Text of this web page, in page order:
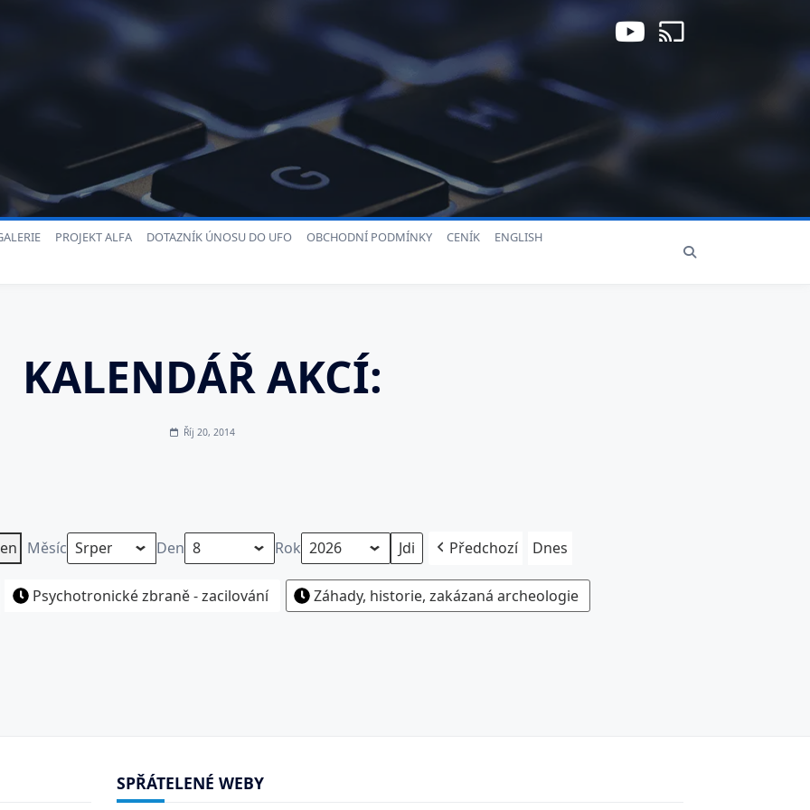
PROJEKT ALFA DOTAZNÍK ÚNOSU DO UFO OBCHODNÍ PODMÍNKY CENÍK
ENGLISH
KALENDÁŘ AKCÍ:
Říj 20, 2014
Měsíc Den Rok Předchozí Dnes
Psychotronické zbraně - zacilování Záhady, historie, zakázaná archeologie
SPŘÁTELENÉ WEBY